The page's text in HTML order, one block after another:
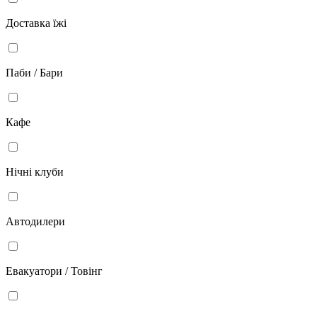
Доставка їжі
Паби / Бари
Кафе
Нічні клуби
Автодилери
Евакуатори / Товінг